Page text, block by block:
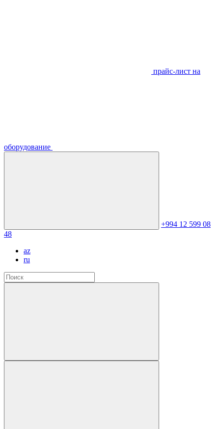
прайс-лист на
оборудование
+994 12 599 08
48
az
ru